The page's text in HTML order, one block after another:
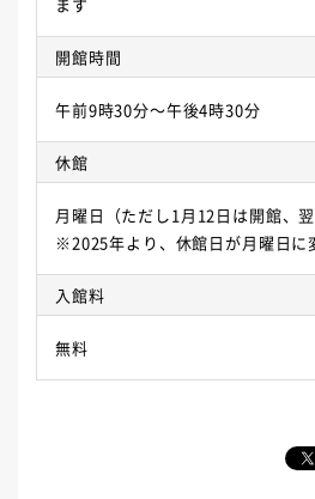
開館時間
午前9時30分～午後4時30分
休館
月曜日（ただし1月12日は開館、翌
※2025年より、休館日が月曜日に
入館料
無料